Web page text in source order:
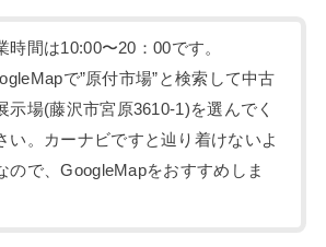
時間は10:00〜20：00です。
で”原付市場”と検索して中古
示場(藤沢市宮原3610-1)を選んでく
い。カーナビですと辿り着けないよ
ので、GoogleMapをおすすめしま